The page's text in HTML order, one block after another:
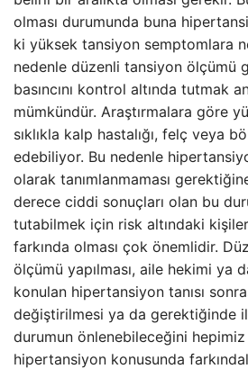
olması durumunda buna
ki yüksek tansiyon semptomlara
nedenle düzenli tansiyon ölçümü
basıncını kontrol altında tutmak
mümkündür. Araştırmalara göre
sıklıkla kalp hastalığı, felç veya
edebiliyor. Bu nedenle
olarak tanımlanmaması
derece ciddi sonuçları olan bu
tutabilmek için risk altındaki
farkında olması çok önemlidir.
ölçümü yapılması, aile hekimi ya
konulan hipertansiyon tanısı
değiştirilmesi ya da gerektiğinde
durumun önlenebileceğini
hipertansiyon konusunda